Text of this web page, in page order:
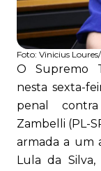
Foto: Vinicius
O Supremo
nesta sexta-
penal
Zambelli (PL-
armada a um
Lula da